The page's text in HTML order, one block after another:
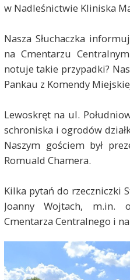
w Nadleśnictwie Kliniska
Nasza Słuchaczka
na Cmentarzu
notuje takie przypadki?
Pankau z Komendy
Lewoskręt na ul.
schroniska i ogrodów
Naszym gościem był
Romuald Chamera.
Kilka pytań do rzeczniczki
Joanny Wojtach, m.in.
Cmentarza Centralnego i